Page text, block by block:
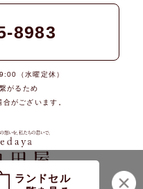
ランドセル
8983
（水曜定休）
がるため
がございます。